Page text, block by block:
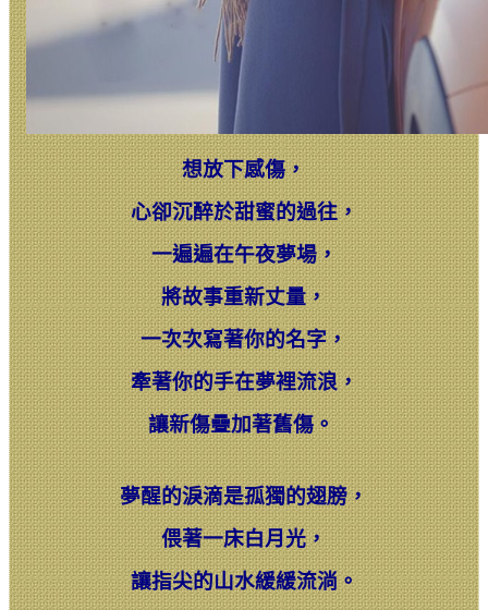
想放下感傷，
心卻沉醉於甜蜜的過往，
一遍遍在午夜夢場，
將故事重新丈量，
一次次寫著你的名字，
牽著你的手在夢裡流浪，
讓新傷疊加著舊傷。
夢醒的淚滴是孤獨的翅膀，
偎著一床白月光，
讓指尖的山水緩緩流淌。